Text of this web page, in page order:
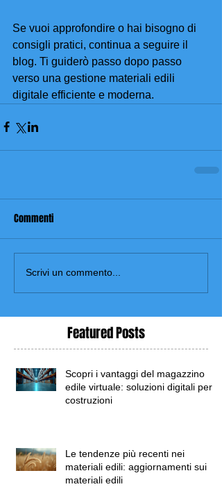
Se vuoi approfondire o hai bisogno di
consigli pratici, continua a seguire il
blog. Ti guiderò passo dopo passo
verso una gestione materiali edili
digitale efficiente e moderna.
Commenti
Scrivi un commento...
Featured Posts
Scopri i vantaggi del magazzino
edile virtuale: soluzioni digitali per
costruzioni
Le tendenze più recenti nei
materiali edili: aggiornamenti sui
materiali edili